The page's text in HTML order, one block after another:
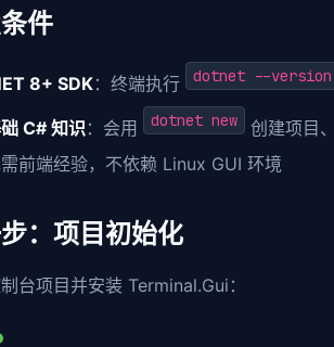
件
8+ SDK：终端执行 dotnet --version
C# 知识：会用 dotnet new
创建项目
前端经验，不依赖 Linux GUI 环境
：项目初始化
台项目并安装 Terminal.Gui：